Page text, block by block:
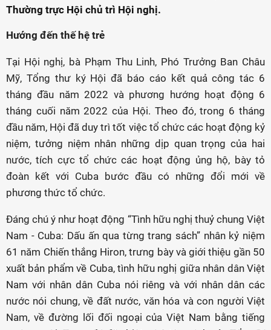
Thường trực Hội chủ trì Hội nghị.
Hướng đến thế hệ trẻ
Tại Hội nghị, bà Phạm Thu Linh, Phó Trưởng Ban Châu
Mỹ, Tổng thư ký Hội đã báo cáo kết quả công tác 6
tháng đầu năm 2022 và phương hướng hoạt động 6
tháng cuối năm 2022 của Hội. Theo đó, trong 6 tháng
đầu năm, Hội đã duy trì tốt việc tổ chức các hoạt động kỷ
niệm, tưởng niệm nhân những dịp quan trọng của hai
nước, tích cực tổ chức các hoạt động ủng hộ, bày tỏ
đoàn kết với Cuba bước đầu có những đổi mới về
phương thức tổ chức.
Đáng chú ý như hoạt động “Tình hữu nghị thuỷ chung Việt
Nam - Cuba: Dấu ấn qua từng trang sách” nhân kỷ niệm
61 năm Chiến thắng Hiron, trưng bày và giới thiệu gần 50
xuất bản phẩm về Cuba, tình hữu nghị giữa nhân dân Việt
Nam với nhân dân Cuba nói riêng và với nhân dân các
nước nói chung, về đất nước, văn hóa và con người Việt
Nam, về đường lối đối ngoại của Việt Nam bằng tiếng